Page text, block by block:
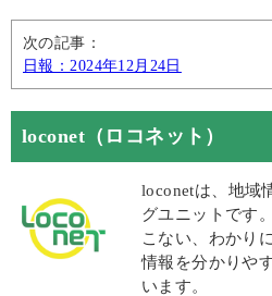
次の記事：
日報：2024年12月24日
loconet（ロコネット）
loconetは、地域
グユニットです
こない、わかり
情報を分かりや
います。